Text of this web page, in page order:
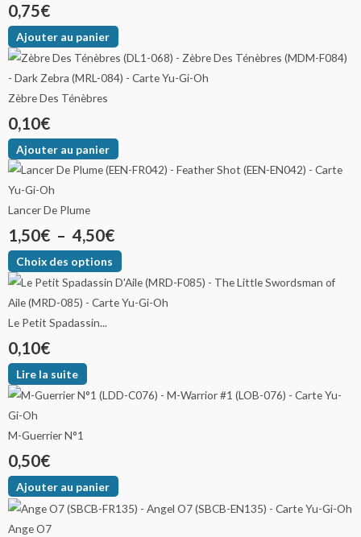
0,75€
Ajouter au panier
Zèbre Des Ténèbres
0,10€
Ajouter au panier
Lancer De Plume
1,50€ – 4,50€
Choix des options
Le Petit Spadassin...
0,10€
Lire la suite
M-Guerrier N°1
0,50€
Ajouter au panier
Ange O7